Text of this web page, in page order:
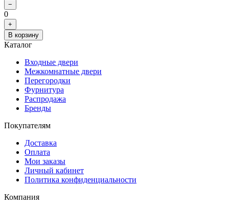
−
0
+
В корзину
Каталог
Входные двери
Межкомнатные двери
Перегородки
Фурнитура
Распродажа
Бренды
Покупателям
Доставка
Оплата
Мои заказы
Личный кабинет
Политика конфиденциальности
Компания